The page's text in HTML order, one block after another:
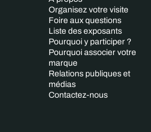
Organisez votre visite
Foire aux questions
Liste des exposants
Pourquoi y participer ?
Pourquoi associer votre
marque
Relations publiques et
médias
Contactez-nous